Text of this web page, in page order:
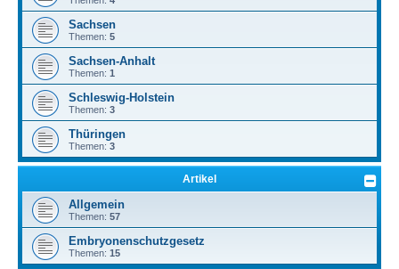
Sachsen
Themen: 5
Sachsen-Anhalt
Themen: 1
Schleswig-Holstein
Themen: 3
Thüringen
Themen: 3
Artikel
Allgemein
Themen: 57
Embryonenschutzgesetz
Themen: 15